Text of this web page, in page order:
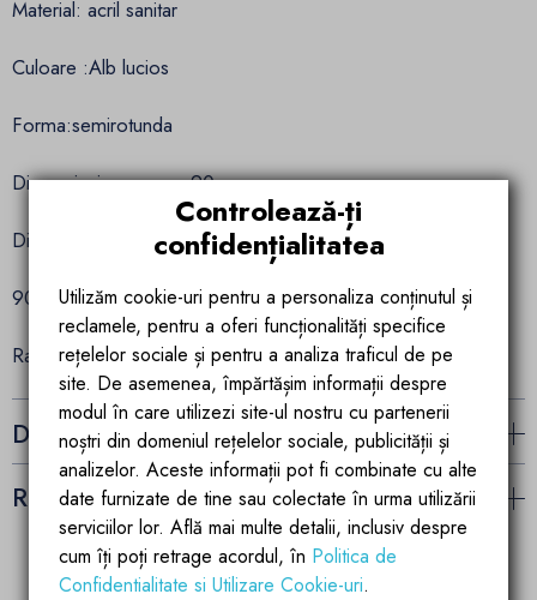
Material: acril sanitar
Culoare :Alb lucios
Forma:semirotunda
Dimensiuni scurgere: 90 mm
Dimensiuni disponibile:
90x90x5 cm greutate: 26 kg
Raza cadita: 55 cm
Detalii ale produsului
Recenzii (0)
Controlează-ți
confidențialitatea
Utilizăm cookie-uri pentru a personaliza conținutul și
reclamele, pentru a oferi funcționalități specifice
rețelelor sociale și pentru a analiza traficul de pe
site. De asemenea, împărtășim informații despre
modul în care utilizezi site-ul nostru cu partenerii
noștri din domeniul rețelelor sociale, publicității și
analizelor. Aceste informații pot fi combinate cu alte
date furnizate de tine sau colectate în urma utilizării
serviciilor lor. Află mai multe detalii, inclusiv despre
cum îți poți retrage acordul, în Politica de
Confidentialitate si Utilizare Cookie-uri.